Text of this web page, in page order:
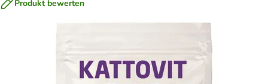
Produkt bewerten